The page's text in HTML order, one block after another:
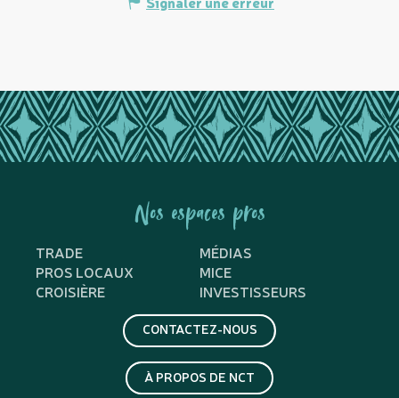
Nos espaces pros
TRADE
MÉDIAS
PROS LOCAUX
MICE
CROISIÈRE
INVESTISSEURS
CONTACTEZ-NOUS
À PROPOS DE NCT